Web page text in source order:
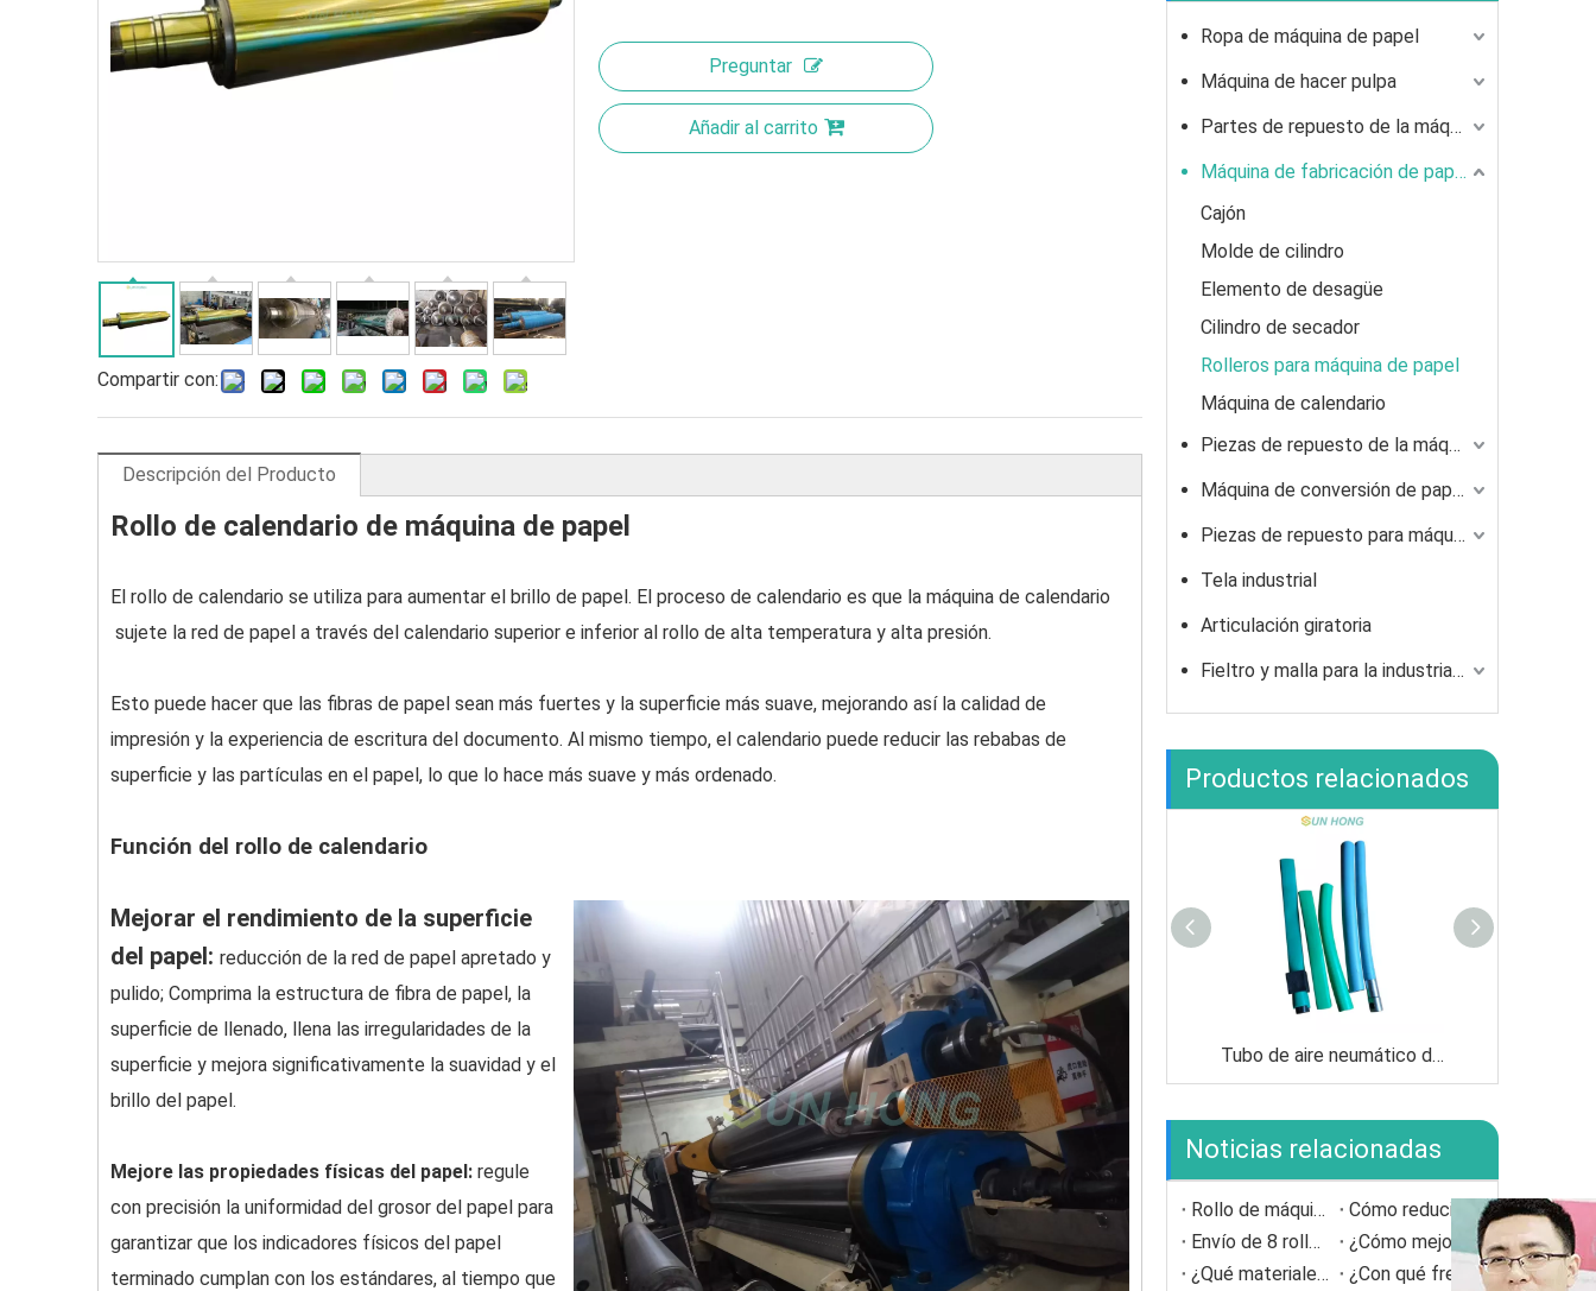
Compartir con:
Preguntar
Añadir al carrito
Descripción del Producto
Rollo de calendario de máquina de papel
El rollo de calendario se utiliza para aumentar el brillo de papel. El proceso de calendario es que la máquina de calendario
sujete la red de papel a través del calendario superior e inferior al rollo de alta temperatura y alta presión.
Esto puede hacer que las fibras de papel sean más fuertes y la superficie más suave, mejorando así la calidad de
impresión y la experiencia de escritura del documento. Al mismo tiempo, el calendario puede reducir las rebabas de
superficie y las partículas en el papel, lo que lo hace más suave y más ordenado.
Función del rollo de calendario
Mejorar el rendimiento de la superficie
del papel: reducción de la red de papel apretado y
pulido; Comprima la estructura de fibra de papel, la
superficie de llenado, llena las irregularidades de la
superficie y mejora significativamente la suavidad y el
brillo del papel. ‌
Mejore las propiedades físicas del papel: regule
con precisión la uniformidad del grosor del papel para
garantizar que los indicadores físicos del papel
terminado cumplan con los estándares, al tiempo que
Ropa de máquina de papel
Máquina de hacer pulpa
Partes de repuesto de la máquina de pulpa
Máquina de fabricación de papel
Cajón
Molde de cilindro
Elemento de desagüe
Cilindro de secador
Rolleros para máquina de papel
Máquina de calendario
Piezas de repuesto de la máquina de papel
Máquina de conversión de papel
Piezas de repuesto para máquina de fabricación de caja de cartón corrugada
Tela industrial
Articulación giratoria
Fieltro y malla para la industria del fibrocemento.
Productos relacionados
Tubo de aire neumático de goma de rollo de succión al vacío
Noticias relacionadas
Rollo de máquina para fabricar papel
Cómo reducir el daño de los rodillos a la tela de la secadora
Envío de 8 rollos a España.
¿Cómo mejoran el mantenimiento de las cuchillas del médico inteligente?
¿Qué materiales se usan comúnmente para las cuchillas del médico?
¿Con qué frecuencia se deben reemplazar las cuchillas del doctor?